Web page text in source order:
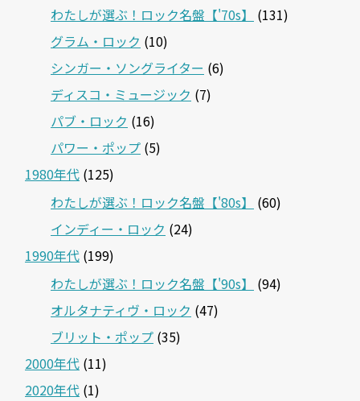
わたしが選ぶ！ロック名盤【'70s】
(131)
グラム・ロック (10)
シンガー・ソングライター (6)
ディスコ・ミュージック (7)
パブ・ロック (16)
パワー・ポップ (5)
1980年代 (125)
わたしが選ぶ！ロック名盤【'80s】
(60)
インディー・ロック (24)
1990年代 (199)
わたしが選ぶ！ロック名盤【'90s】
(94)
オルタナティヴ・ロック (47)
ブリット・ポップ (35)
2000年代 (11)
2020年代 (1)